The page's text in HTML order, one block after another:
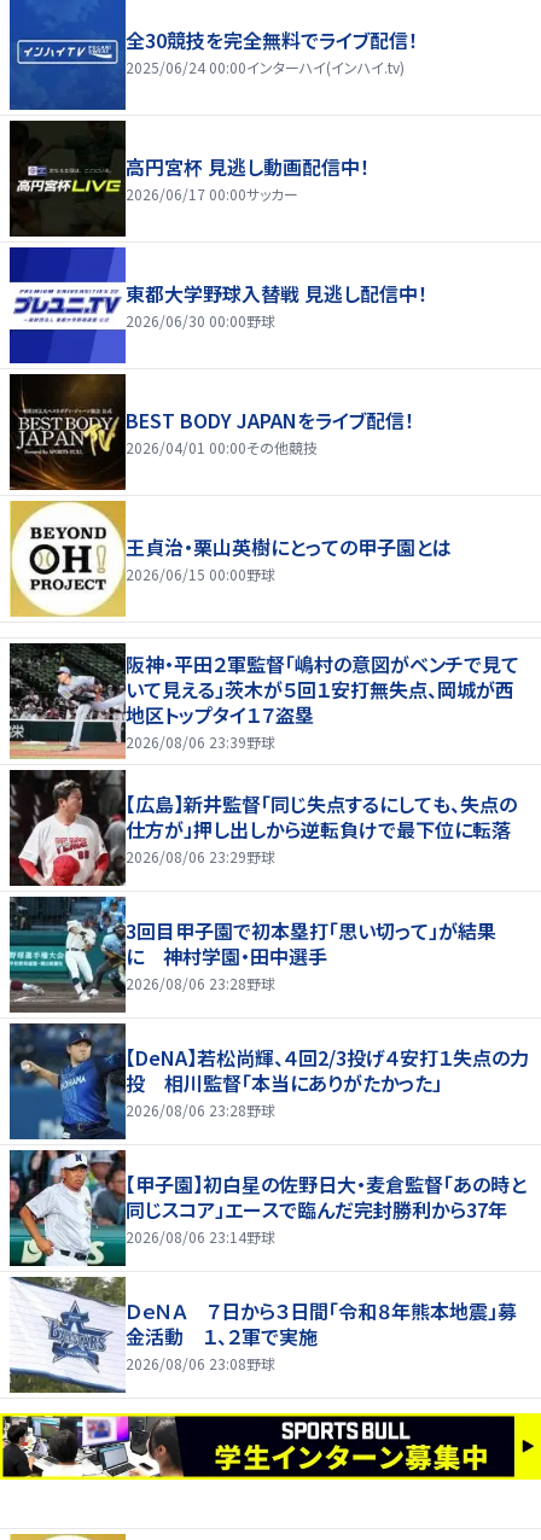
全30競技を完全無料でライブ配信！
2025/06/24 00:00インターハイ(インハイ.tv)
高円宮杯 見逃し動画配信中！
2026/06/17 00:00サッカー
東都大学野球入替戦 見逃し配信中！
2026/06/30 00:00野球
BEST BODY JAPANをライブ配信！
2026/04/01 00:00その他競技
王貞治・栗山英樹にとっての甲子園とは
2026/06/15 00:00野球
阪神・平田２軍監督「嶋村の意図がベンチで見て
いて見える」茨木が５回１安打無失点、岡城が西
地区トップタイ１７盗塁
2026/08/06 23:39野球
【広島】新井監督「同じ失点するにしても、失点の
仕方が」押し出しから逆転負けで最下位に転落
2026/08/06 23:29野球
3回目甲子園で初本塁打「思い切って」が結果
に 神村学園・田中選手
2026/08/06 23:28野球
【DeNA】若松尚輝、４回2/3投げ４安打１失点の力
投 相川監督「本当にありがたかった」
2026/08/06 23:28野球
【甲子園】初白星の佐野日大・麦倉監督「あの時と
同じスコア」エースで臨んだ完封勝利から37年
2026/08/06 23:14野球
ＤｅＮＡ ７日から３日間「令和８年熊本地震」募
金活動 １、２軍で実施
2026/08/06 23:08野球